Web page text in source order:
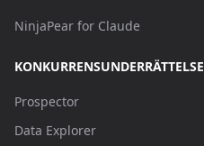
NinjaPear for Claude
KONKURRENSUNDERRÄTTELSE
Prospector
Data Explorer